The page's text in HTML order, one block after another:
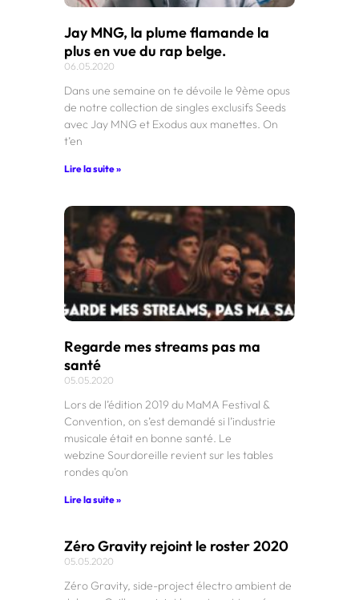
Jay MNG, la plume flamande la
plus en vue du rap belge.
06.05.2020
Dans une semaine on te dévoile le 9ème opus
de notre collection de singles exclusifs Seeds
avec Jay MNG et Exodus aux manettes. On
t’en
Lire la suite »
Regarde mes streams pas ma
santé
05.05.2020
Lors de l’édition 2019 du MaMA Festival &
Convention, on s’est demandé si l’industrie
musicale était en bonne santé. Le
webzine Sourdoreille revient sur les tables
rondes qu’on
Lire la suite »
Zéro Gravity rejoint le roster 2020
05.05.2020
Zéro Gravity, side-project électro ambient de